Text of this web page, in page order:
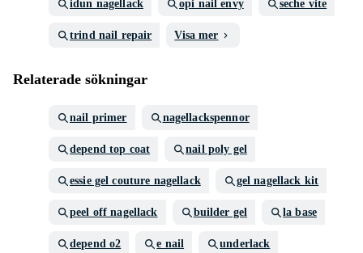
idun nagellack opi nail envy seche vite
trind nail repair Visa mer
Relaterade sökningar
nail primer nagellackspennor
depend top coat nail poly gel
essie gel couture nagellack gel nagellack kit
peel off nagellack builder gel la base
depend o2 e nail underlack